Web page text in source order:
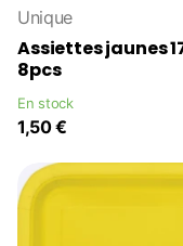
Unique
Assiettes jaunes
8pcs
En stock
1,50 €